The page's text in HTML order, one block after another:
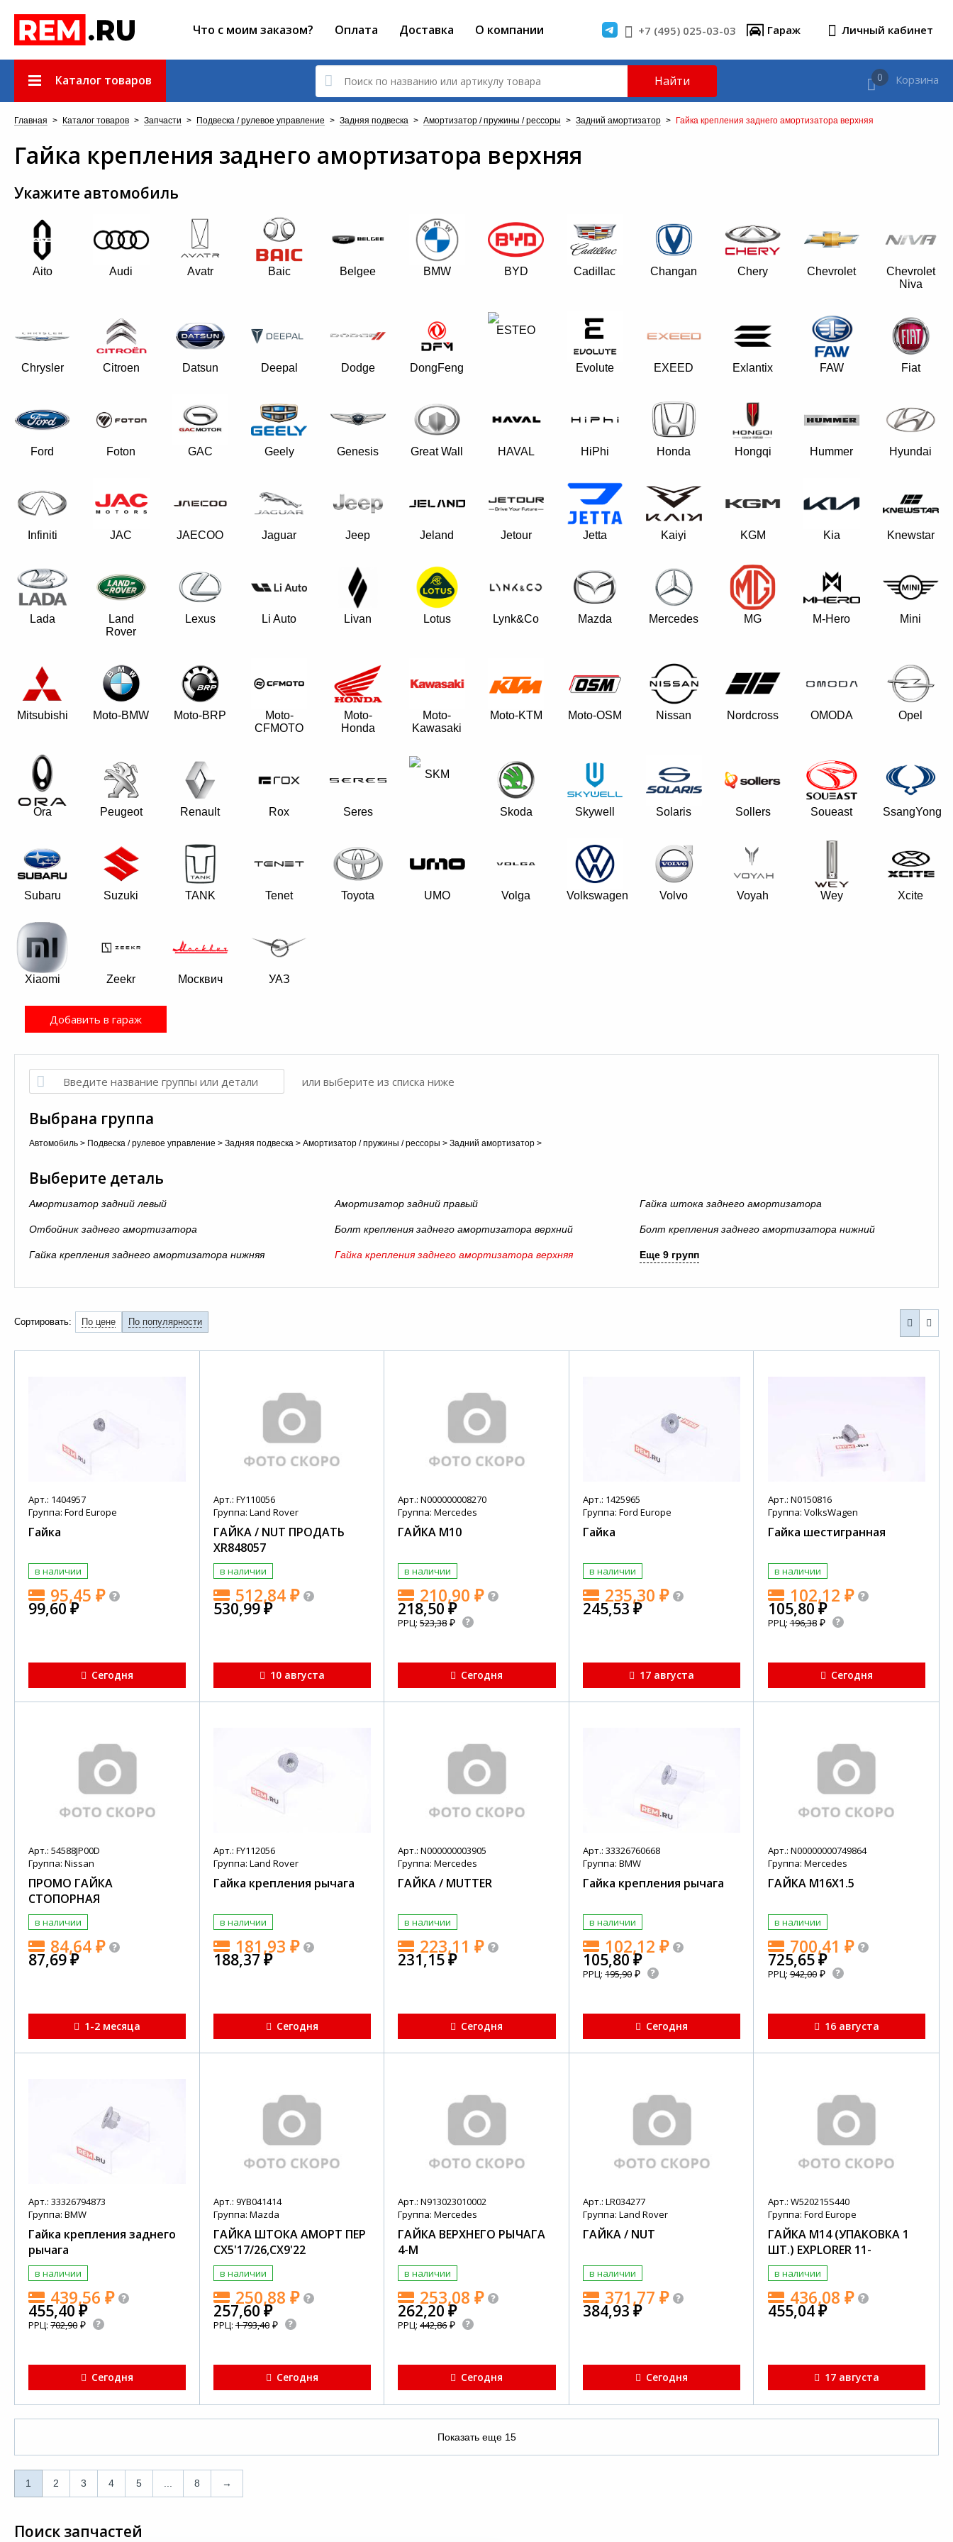
Что с моим заказом? Оплата Доставка О компании +7 (495) 025-03-03 Гараж Личный кабинет
Каталог товаров Найти 0 Корзина
Главная > Каталог товаров > Запчасти > Подвеска / рулевое управление > Задняя подвеска > Амортизатор / пружины / рессоры > Задний амортизатор > Гайка крепления заднего амортизатора верхняя
Гайка крепления заднего амортизатора верхняя
Укажите автомобиль
Aito Audi Avatr Baic Belgee BMW BYD Cadillac Changan Chery Chevrolet
Chevrolet
Niva
Chrysler Citroen Datsun Deepal Dodge DongFeng
ESTEO
Evolute EXEED Exlantix FAW Fiat
Ford Foton GAC Geely Genesis Great Wall HAVAL HiPhi Honda Hongqi Hummer Hyundai
Infiniti JAC JAECOO Jaguar Jeep Jeland Jetour Jetta Kaiyi KGM Kia Knewstar
Lada
Land
Rover
Lexus Li Auto Livan Lotus Lynk&Co Mazda Mercedes MG M-Hero Mini
Mitsubishi Moto-BMW Moto-BRP
Moto-
CFMOTO
Moto-
Honda
Moto-
Kawasaki
Moto-KTM Moto-OSM Nissan Nordcross OMODA Opel
Ora Peugeot Renault Rox Seres
SKM
Skoda Skywell Solaris Sollers Soueast SsangYong
Subaru Suzuki TANK Tenet Toyota UMO Volga Volkswagen Volvo Voyah Wey Xcite
Xiaomi Zeekr Москвич УАЗ
Добавить в гараж
или выберите из списка ниже
Выбрана группа
Автомобиль > Подвеска / рулевое управление > Задняя подвеска > Амортизатор / пружины / рессоры > Задний амортизатор >
Выберите деталь
Амортизатор задний левый Амортизатор задний правый Гайка штока заднего амортизатора
Отбойник заднего амортизатора Болт крепления заднего амортизатора верхний Болт крепления заднего амортизатора нижний
Гайка крепления заднего амортизатора нижняя Гайка крепления заднего амортизатора верхняя Еще 9 групп
Сортировать: По цене По популярности
Арт.: 1404957
Группа: Ford Europe
Гайка
в наличии
95,45₽
99,60₽
Сегодня
Арт.: FY110056
Группа: Land Rover
ГАЙКА / NUT ПРОДАТЬ
XR848057
в наличии
512,84₽
530,99₽
10 августа
Арт.: N000000008270
Группа: Mercedes
ГАЙКА M10
в наличии
210,90₽
218,50₽
РРЦ:523,38₽
Сегодня
Арт.: 1425965
Группа: Ford Europe
Гайка
в наличии
235,30₽
245,53₽
17 августа
Арт.: N0150816
Группа: VolksWagen
Гайка шестигранная
в наличии
102,12 ₽
105,80 ₽
РРЦ:196,38₽
Сегодня
Арт.: 54588JP00D
Группа: Nissan
ПРОМО ГАЙКА
СТОПОРНАЯ
в наличии
84,64₽
87,69₽
1-2 месяца
Арт.: FY112056
Группа: Land Rover
Гайка крепления рычага
в наличии
181,93 ₽
188,37 ₽
Сегодня
Арт.: N000000003905
Группа: Mercedes
ГАЙКА / MUTTER
в наличии
223,11₽
231,15₽
Сегодня
Арт.: 33326760668
Группа: BMW
Гайка крепления рычага
в наличии
102,12₽
105,80₽
РРЦ:195,90 ₽
Сегодня
Арт.: N00000000749864
Группа: Mercedes
ГАЙКА M16X1.5
в наличии
700,41 ₽
725,65₽
РРЦ:942,00₽
16 августа
Арт.: 33326794873
Группа: BMW
Гайка крепления заднего
рычага
в наличии
439,56₽
455,40₽
РРЦ:702,90₽
Сегодня
Арт.: 9YB041414
Группа: Mazda
ГАЙКА ШТОКА АМОРТ ПЕР
CX5'17/26,CX9'22
в наличии
250,88 ₽
257,60 ₽
РРЦ:1 793,40₽
Сегодня
Арт.: N913023010002
Группа: Mercedes
ГАЙКА ВЕРХНЕГО РЫЧАГА
4-М
в наличии
253,08₽
262,20₽
РРЦ:442,86₽
Сегодня
Арт.: LR034277
Группа: Land Rover
ГАЙКА / NUT
в наличии
371,77₽
384,93₽
Сегодня
Арт.: W520215S440
Группа: Ford Europe
ГАЙКА М14 (УПАКОВКА 1
ШТ.) EXPLORER 11-
в наличии
436,08 ₽
455,04₽
17 августа
Показать еще 15
1 2 3 4 5 8 →
1
Поиск запчастей